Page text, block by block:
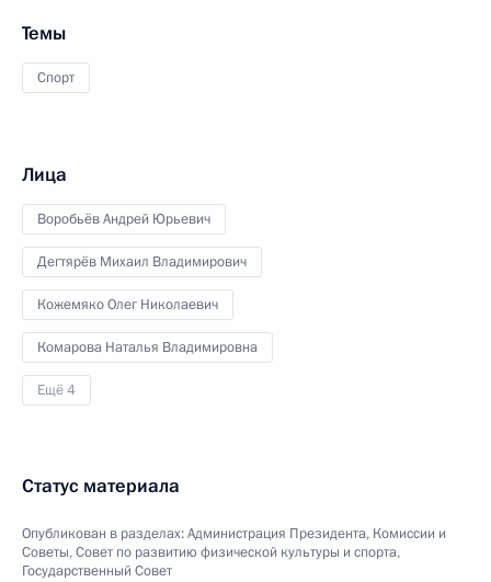
Темы
Спорт
Лица
Воробьёв Андрей Юрьевич
Дегтярёв Михаил Владимирович
Кожемяко Олег Николаевич
Комарова Наталья Владимировна
Ещё 4
Статус материала
Опубликован в разделах:Администрация Президента, Комиссии и
Советы,Совет по развитию физической культуры и спорта,
Государственный Совет